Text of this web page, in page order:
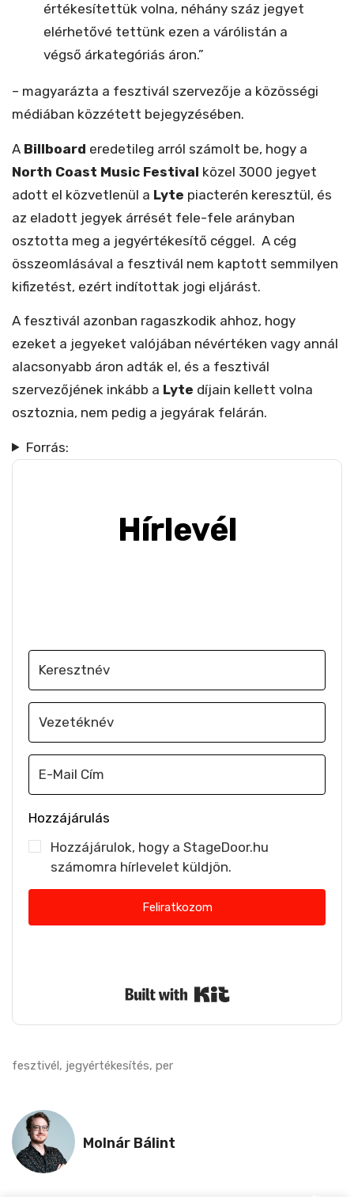
értékesítettük volna, néhány száz jegyet
elérhetővé tettünk ezen a várólistán a
végső árkategóriás áron.”
– magyarázta a fesztivál szervezője a közösségi
médiában közzétett bejegyzésében.
A Billboard eredetileg arról számolt be, hogy a
North Coast Music Festival közel 3000 jegyet
adott el közvetlenül a Lyte piacterén keresztül, és
az eladott jegyek árrését fele-fele arányban
osztotta meg a jegyértékesítő céggel. A cég
összeomlásával a fesztivál nem kaptott semmilyen
kifizetést, ezért indítottak jogi eljárást.
A fesztivál azonban ragaszkodik ahhoz, hogy
ezeket a jegyeket valójában névértéken vagy annál
alacsonyabb áron adták el, és a fesztivál
szervezőjének inkább a Lyte díjain kellett volna
osztoznia, nem pedig a jegyárak felárán.
Forrás:
Hírlevél
Hozzájárulás
Hozzájárulok, hogy a StageDoor.hu
számomra hírlevelet küldjön.
Feliratkozom
fesztivél, jegyértékesítés, per
Molnár Bálint